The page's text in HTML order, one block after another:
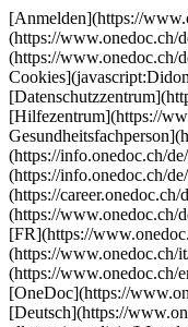
[Anmelden](https://
(https://www.onedoc.ch/
(https://www.onedoc.ch/
[Hilfezentrum](https://
(https://info.onedoc.ch/
(https://info.onedoc.ch/
(https://career.onedoc.ch/
(https://www.onedoc.ch/
[FR](https://
(https://www.onedoc.ch/
(https://www.onedoc.ch/
[OneDoc](https://
[Deutsch](https://